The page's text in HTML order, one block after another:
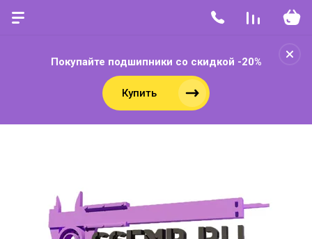
Покупайте подшипники со скидкой -20%
Купить